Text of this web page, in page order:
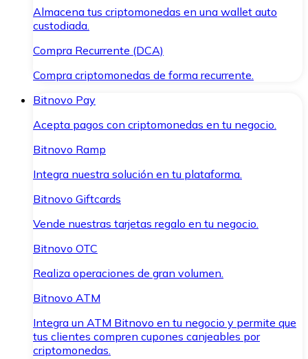
Almacena tus criptomonedas en una wallet auto
custodiada.
Compra Recurrente (DCA)
Compra criptomonedas de forma recurrente.
Bitnovo Pay
Acepta pagos con criptomonedas en tu negocio.
Bitnovo Ramp
Integra nuestra solución en tu plataforma.
Bitnovo Giftcards
Vende nuestras tarjetas regalo en tu negocio.
Bitnovo OTC
Realiza operaciones de gran volumen.
Bitnovo ATM
Integra un ATM Bitnovo en tu negocio y permite que
tus clientes compren cupones canjeables por
criptomonedas.